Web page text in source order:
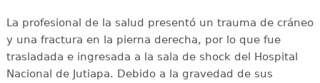
La profesional de la salud presentó un trauma de cráneo
y una fractura en la pierna derecha, por lo que fue
trasladada e ingresada a la sala de shock del Hospital
Nacional de Jutiapa. Debido a la gravedad de sus